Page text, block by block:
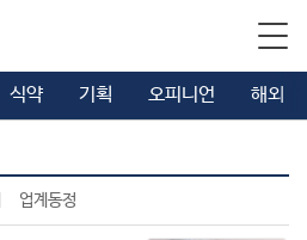
식약 기획 오피니언 해외
업계동정